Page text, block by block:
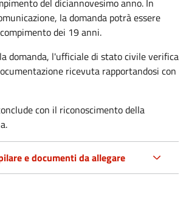
la domanda potrà essere
dei 19 anni.
domanda, l'ufficiale di stato civile verifica
ricevuta rapportandosi con
con il riconoscimento della
e documenti da allegare